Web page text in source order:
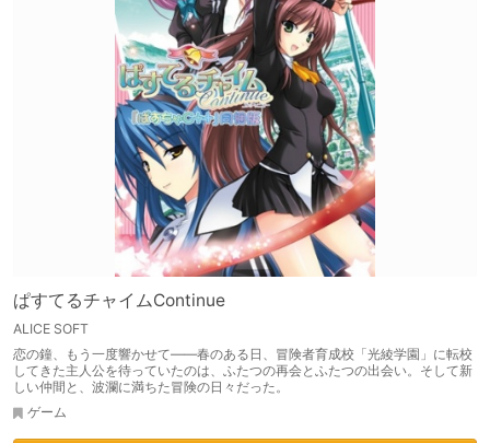
ぱすてるチャイムContinue
ALICE SOFT
恋の鐘、もう一度響かせて——春のある日、冒険者育成校「光綾学園」に転校
してきた主人公を待っていたのは、ふたつの再会とふたつの出会い。そして新
しい仲間と、波瀾に満ちた冒険の日々だった。
ゲーム